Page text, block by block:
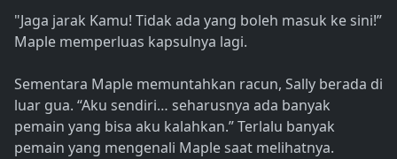
"Jaga jarak Kamu! Tidak ada yang boleh masuk ke sini!”
Maple memperluas kapsulnya lagi.
Sementara Maple memuntahkan racun, Sally berada di
luar gua. “Aku sendiri… seharusnya ada banyak
pemain yang bisa aku kalahkan.” Terlalu banyak
pemain yang mengenali Maple saat melihatnya.